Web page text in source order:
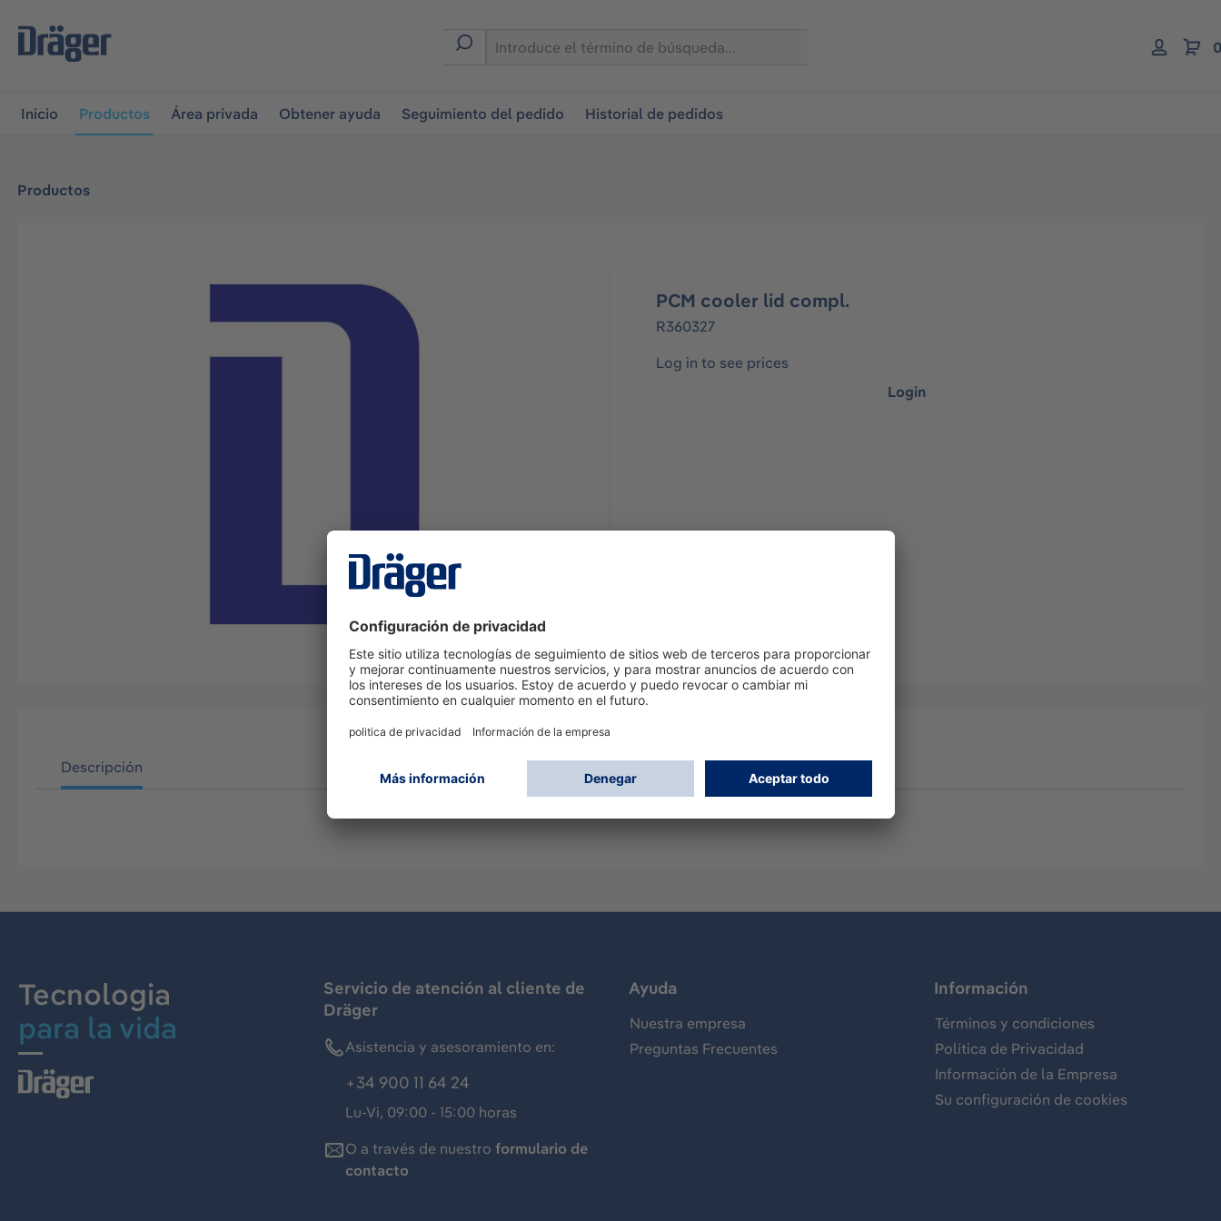
la navegación principal
Inicio Productos Área privada Obtener ayuda Seguimiento del pedido Historial de pedidos
Productos
PCM cooler lid compl.
R360327
Log in to see prices
Login
Descripción
Tecnologia
para la vida
Servicio de atención al cliente de
Dräger
Asistencia y asesoramiento en:
+34 900 11 64 24
Lu-Vi, 09:00 - 15:00 horas
O a través de nuestro formulario de
contacto
Ayuda
Nuestra empresa
Preguntas Frecuentes
Información
Términos y condiciones
Política de Privacidad
Información de la Empresa
Su configuración de cookies